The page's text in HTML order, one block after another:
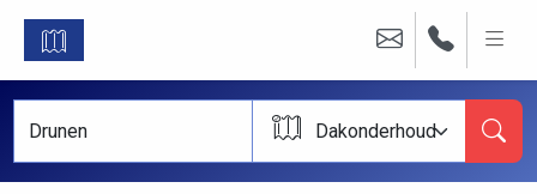
Dakonderhoud